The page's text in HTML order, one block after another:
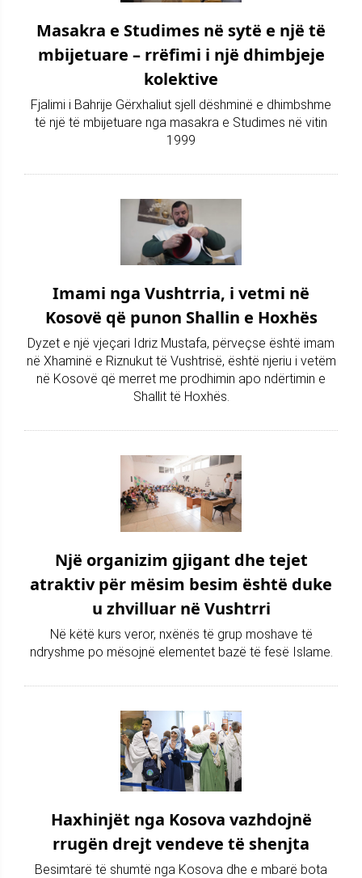
Masakra e Studimes në sytë e një të
mbijetuare – rrëfimi i një dhimbjeje
kolektive
Fjalimi i Bahrije Gërxhaliut sjell dëshminë e dhimbshme
të një të mbijetuare nga masakra e Studimes në vitin
1999
Imami nga Vushtrria, i vetmi në
Kosovë që punon Shallin e Hoxhës
Dyzet e një vjeçari Idriz Mustafa, përveçse është imam
në Xhaminë e Riznukut të Vushtrisë, është njeriu i vetëm
në Kosovë që merret me prodhimin apo ndërtimin e
Shallit të Hoxhës.
Një organizim gjigant dhe tejet
atraktiv për mësim besim është duke
u zhvilluar në Vushtrri
Në këtë kurs veror, nxënës të grup moshave të
ndryshme po mësojnë elementet bazë të fesë Islame.
Haxhinjët nga Kosova vazhdojnë
rrugën drejt vendeve të shenjta
Besimtarë të shumtë nga Kosova dhe e mbarë bota